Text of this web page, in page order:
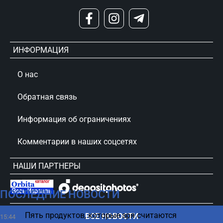
ПОСЛЕДНИЕ НОВОСТИ
15:44
Пять продуктов, которые зря считаются
ВСЕ НОВОСТИ
ИНФОРМАЦИЯ
О нас
Обратная связь
Информация об ограничениях
Комментарии в наших соцсетях
НАШИ ПАРТНЕРЫ
сursorinfo.co.il © Все права защищены